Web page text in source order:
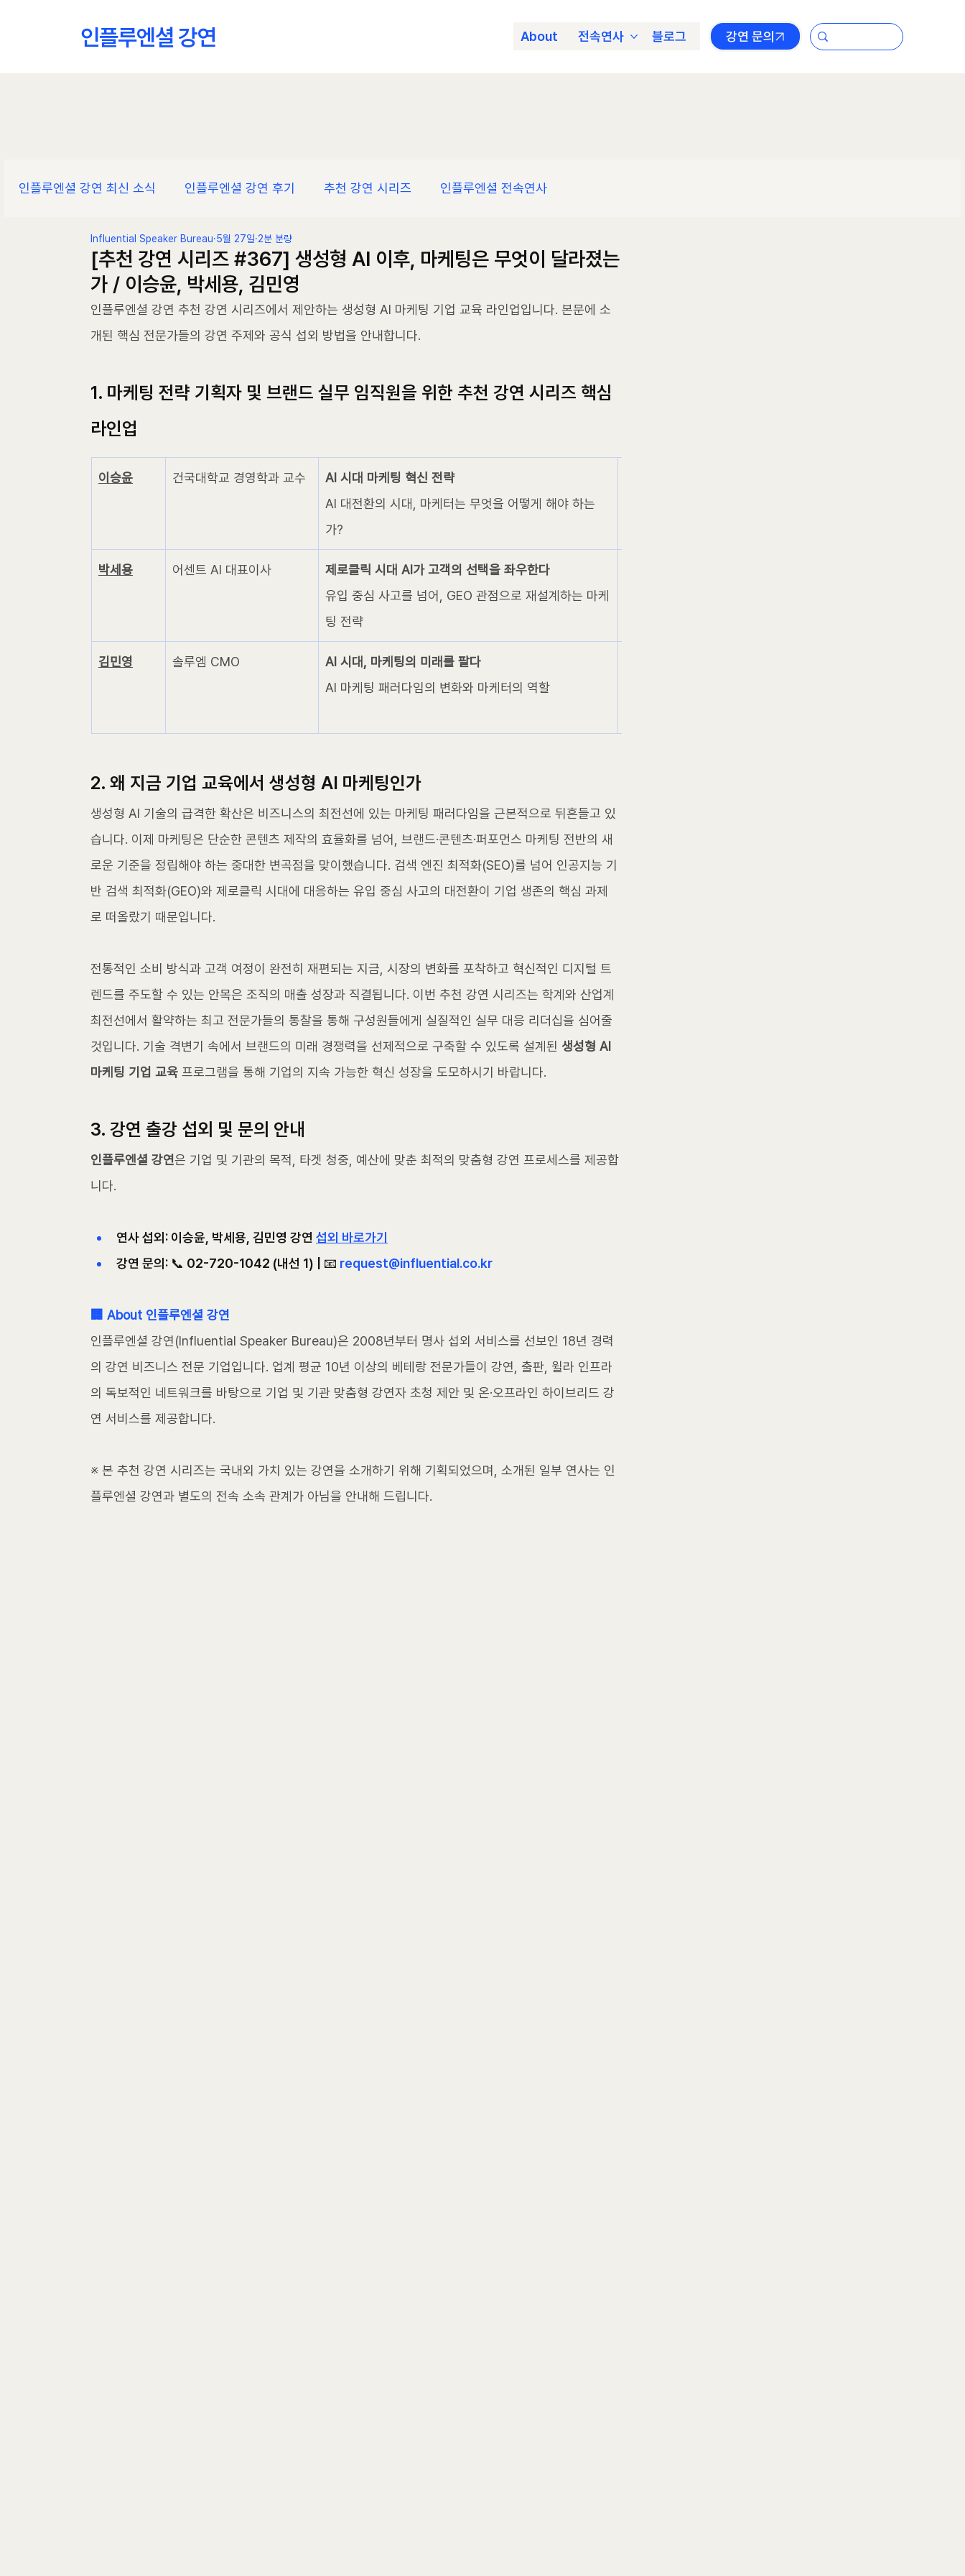
인플루엔셜 강연 About 전속연사 블로그 강연 문의
인플루엔셜 강연 최신 소식 인플루엔셜 강연 후기 추천 강연 시리즈 인플루엔셜 전속연사
[추천 강연 시리즈 #367] 생성형 AI 이후, 마케팅은 무엇이 달라졌는
가 / 이승윤, 박세용, 김민영
Influential Speaker Bureau 5월 27일 2분 분량
인플루엔셜 강연 추천 강연 시리즈에서 제안하는 생성형 AI 마케팅 기업 교육 라인업입니다. 본문에 소
개된 핵심 전문가들의 강연 주제와 공식 섭외 방법을 안내합니다.
1. 마케팅 전략 기획자 및 브랜드 실무 임직원을 위한 추천 강연 시리즈 핵심
라인업
이승윤 건국대학교 경영학과 교수
AI 시대 마케팅 혁신 전략
AI 대전환의 시대, 마케터는 무엇을 어떻게 해야 하는
가?
박세용 어센트 AI 대표이사
제로클릭 시대 AI가 고객의 선택을 좌우한다
유입 중심 사고를 넘어, GEO 관점으로 재설계하는 마케
팅 전략
김민영 솔루엠 CMO
AI 시대, 마케팅의 미래를 팔다
AI 마케팅 패러다임의 변화와 마케터의 역할
2. 왜 지금 기업 교육에서 생성형 AI 마케팅인가
생성형 AI 기술의 급격한 확산은 비즈니스의 최전선에 있는 마케팅 패러다임을 근본적으로 뒤흔들고 있
습니다. 이제 마케팅은 단순한 콘텐츠 제작의 효율화를 넘어, 브랜드·콘텐츠·퍼포먼스 마케팅 전반의 새
로운 기준을 정립해야 하는 중대한 변곡점을 맞이했습니다. 검색 엔진 최적화(SEO)를 넘어 인공지능 기
반 검색 최적화(GEO)와 제로클릭 시대에 대응하는 유입 중심 사고의 대전환이 기업 생존의 핵심 과제
로 떠올랐기 때문입니다.
전통적인 소비 방식과 고객 여정이 완전히 재편되는 지금, 시장의 변화를 포착하고 혁신적인 디지털 트
렌드를 주도할 수 있는 안목은 조직의 매출 성장과 직결됩니다. 이번 추천 강연 시리즈는 학계와 산업계
최전선에서 활약하는 최고 전문가들의 통찰을 통해 구성원들에게 실질적인 실무 대응 리더십을 심어줄
것입니다. 기술 격변기 속에서 브랜드의 미래 경쟁력을 선제적으로 구축할 수 있도록 설계된 생성형 AI
마케팅 기업 교육 프로그램을 통해 기업의 지속 가능한 혁신 성장을 도모하시기 바랍니다.
3. 강연 출강 섭외 및 문의 안내
인플루엔셜 강연은 기업 및 기관의 목적, 타겟 청중, 예산에 맞춘 최적의 맞춤형 강연 프로세스를 제공합
니다.
연사 섭외: 이승윤, 박세용, 김민영 강연 섭외 바로가기
강연 문의: 📞 02-720-1042 (내선 1) | 📧 request@influential.co.kr
🏢 About 인플루엔셜 강연
인플루엔셜 강연(Influential Speaker Bureau)은 2008년부터 명사 섭외 서비스를 선보인 18년 경력
의 강연 비즈니스 전문 기업입니다. 업계 평균 10년 이상의 베테랑 전문가들이 강연, 출판, 윌라 인프라
의 독보적인 네트워크를 바탕으로 기업 및 기관 맞춤형 강연자 초청 제안 및 온·오프라인 하이브리드 강
연 서비스를 제공합니다.
※ 본 추천 강연 시리즈는 국내외 가치 있는 강연을 소개하기 위해 기획되었으며, 소개된 일부 연사는 인
플루엔셜 강연과 별도의 전속 소속 관계가 아님을 안내해 드립니다.